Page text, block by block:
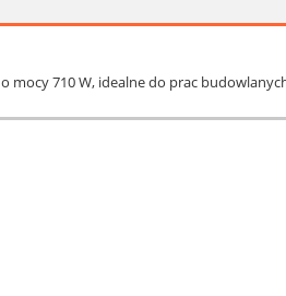
mocy 710 W, idealne do prac